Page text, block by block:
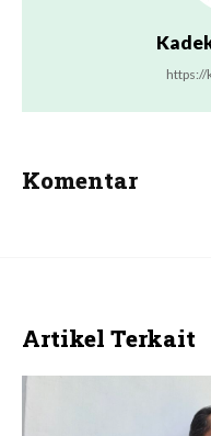
https://
Komentar
Artikel Terkait